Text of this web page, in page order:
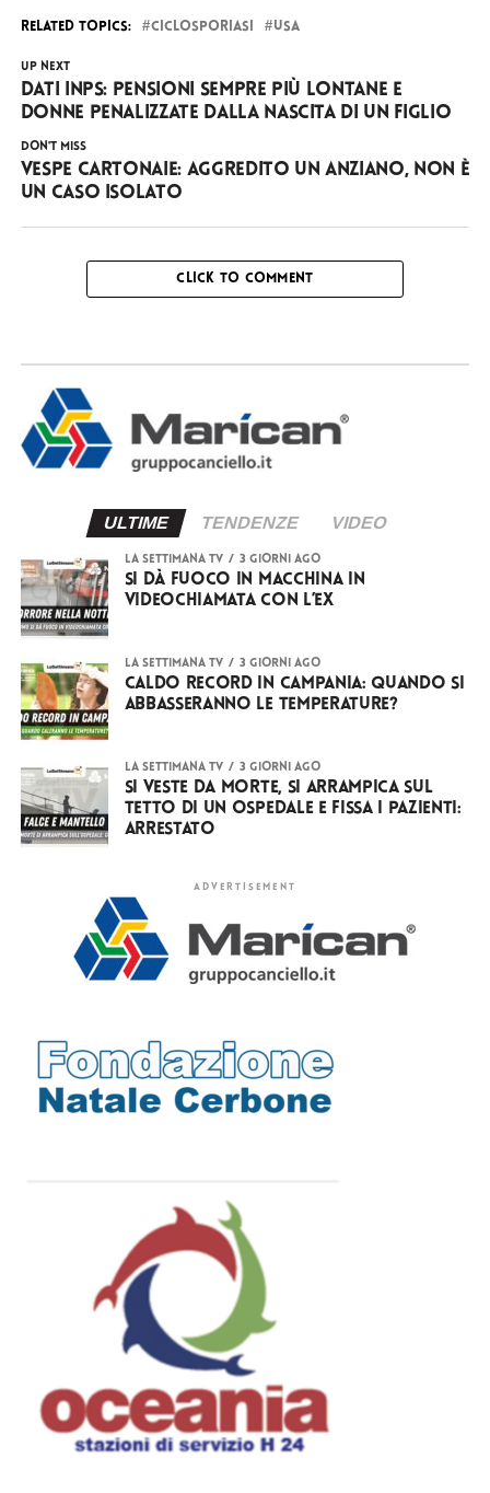
RELATED TOPICS: CICLOSPORIASI USA
UP NEXT
Dati INPS: pensioni sempre più lontane e
donne penalizzate dalla nascita di un figlio
DON'T MISS
Vespe cartonaie: aggredito un anziano, non è
un caso isolato
CLICK TO COMMENT
ULTIME TENDENZE VIDEO
LA SETTIMANA TV 3 giorni ago
Si dà fuoco in macchina in
videochiamata con l’ex
LA SETTIMANA TV 3 giorni ago
Caldo record in Campania: quando si
abbasseranno le temperature?
LA SETTIMANA TV 3 giorni ago
Si veste da Morte, si arrampica sul
tetto di un ospedale e fissa i pazienti:
arrestato
ADVERTISEMENT